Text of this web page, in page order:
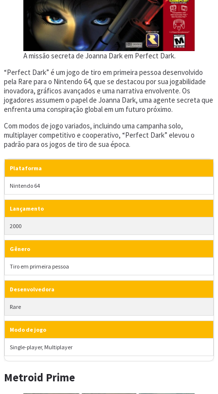
A missão secreta de Joanna Dark em Perfect Dark.
“Perfect Dark” é um jogo de tiro em primeira pessoa desenvolvido
pela Rare para o Nintendo 64, que se destacou por sua jogabilidade
inovadora, gráficos avançados e uma narrativa envolvente. Os
jogadores assumem o papel de Joanna Dark, uma agente secreta que
enfrenta uma conspiração global em um futuro próximo.
Com modos de jogo variados, incluindo uma campanha solo,
multiplayer competitivo e cooperativo, “Perfect Dark” elevou o
padrão para os jogos de tiro de sua época.
Plataforma
Nintendo 64
Lançamento
2000
Gênero
Tiro em primeira pessoa
Desenvolvedora
Rare
Modo de jogo
Single-player, Multiplayer
Metroid Prime